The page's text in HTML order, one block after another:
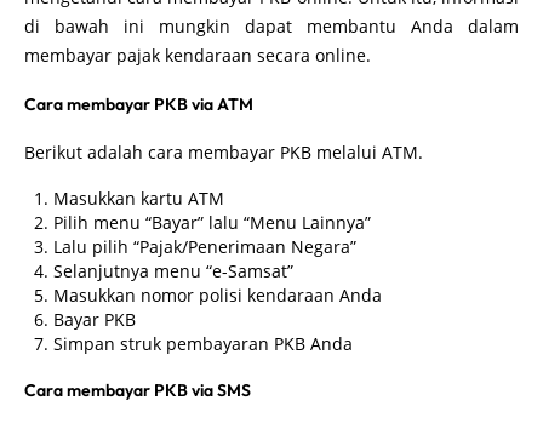
di bawah ini mungkin dapat membantu Anda dalam
membayar pajak kendaraan secara online.
Cara membayar PKB via ATM
Berikut adalah cara membayar PKB melalui ATM.
Masukkan kartu ATM
Pilih menu “Bayar” lalu “Menu Lainnya”
Lalu pilih “Pajak/Penerimaan Negara”
Selanjutnya menu “e-Samsat”
Masukkan nomor polisi kendaraan Anda
Bayar PKB
Simpan struk pembayaran PKB Anda
Cara membayar PKB via SMS